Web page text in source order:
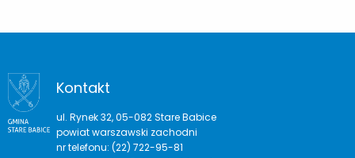
Kontakt
ul. Rynek 32, 05-082 Stare Babice
powiat warszawski zachodni
nr telefonu: (22) 722-95-81